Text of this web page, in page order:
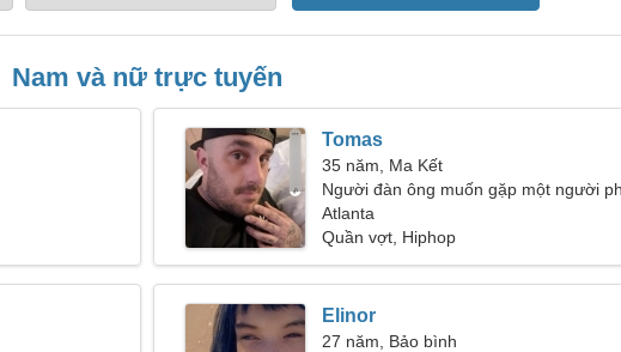
Nam và nữ trực tuyến
Tomas
35 năm, Ma Kết
Người đàn ông muốn gặp một người
28-31
Atlanta
Quần vợt, Hiphop
Elinor
27 năm, Bảo bình